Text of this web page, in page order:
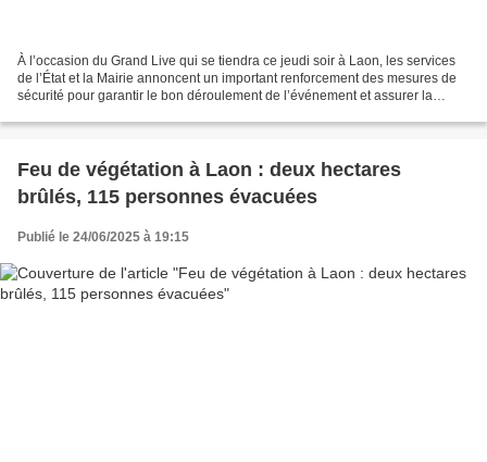
À l’occasion du Grand Live qui se tiendra ce jeudi soir à Laon, les services
de l’État et la Mairie annoncent un important renforcement des mesures de
sécurité pour garantir le bon déroulement de l’événement et assurer la
Feu de végétation à Laon : deux hectares
brûlés, 115 personnes évacuées
Publié le 24/06/2025 à 19:15